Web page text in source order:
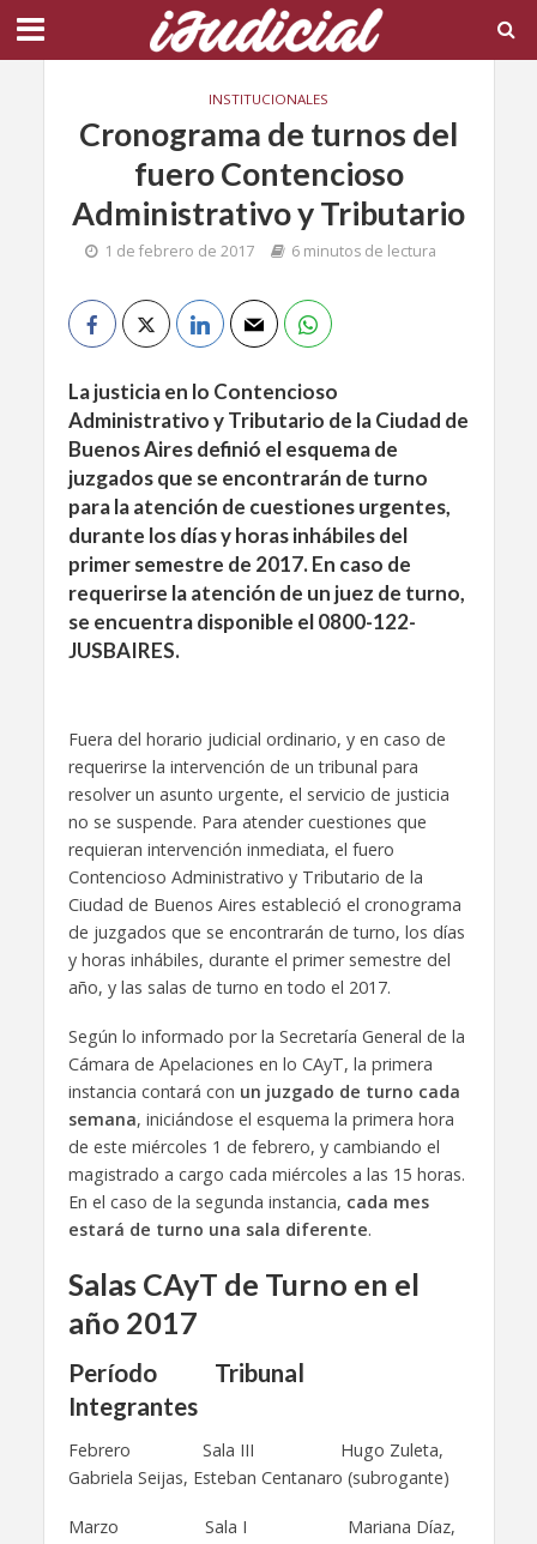
INSTITUCIONALES
Cronograma de turnos del
fuero Contencioso
Administrativo y Tributario
1 de febrero de 2017 6 minutos de lectura
La justicia en lo Contencioso
Administrativo y Tributario de la Ciudad de
Buenos Aires definió el esquema de
juzgados que se encontrarán de turno
para la atención de cuestiones urgentes,
durante los días y horas inhábiles del
primer semestre de 2017. En caso de
requerirse la atención de un juez de turno,
se encuentra disponible el 0800-122-
JUSBAIRES.
Fuera del horario judicial ordinario, y en caso de
requerirse la intervención de un tribunal para
resolver un asunto urgente, el servicio de justicia
no se suspende. Para atender cuestiones que
requieran intervención inmediata, el fuero
Contencioso Administrativo y Tributario de la
Ciudad de Buenos Aires estableció el cronograma
de juzgados que se encontrarán de turno, los días
y horas inhábiles, durante el primer semestre del
año, y las salas de turno en todo el 2017.
Según lo informado por la Secretaría General de la
Cámara de Apelaciones en lo CAyT, la primera
instancia contará con un juzgado de turno cada
semana, iniciándose el esquema la primera hora
de este miércoles 1 de febrero, y cambiando el
magistrado a cargo cada miércoles a las 15 horas.
En el caso de la segunda instancia, cada mes
estará de turno una sala diferente.
Salas CAyT de Turno en el
año 2017
Período Tribunal
Integrantes
Febrero Sala III Hugo Zuleta,
Gabriela Seijas, Esteban Centanaro (subrogante)
Marzo Sala I Mariana Díaz,